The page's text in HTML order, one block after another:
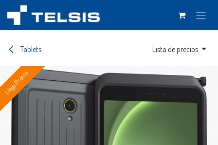
Ir al contenido
Tablets Lista de precios
Llega Pronto